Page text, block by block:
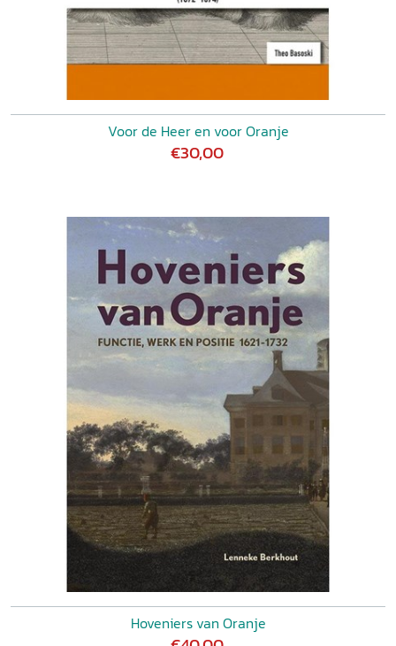
Voor de Heer en voor Oranje
€30,00
Hoveniers van Oranje